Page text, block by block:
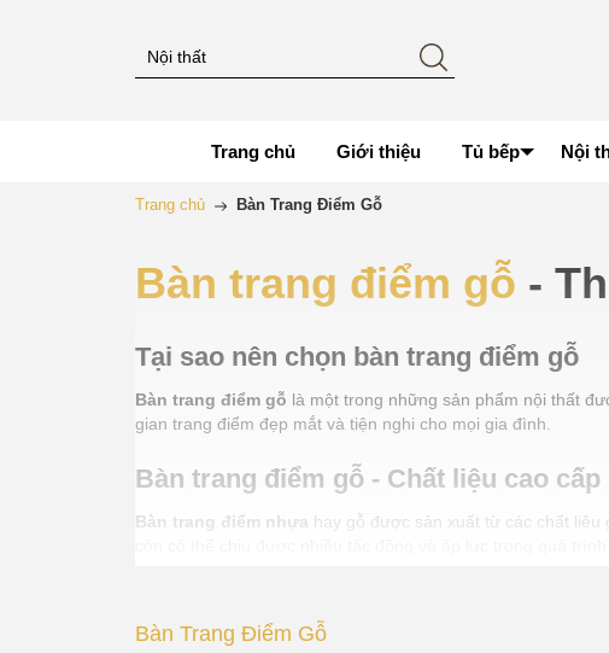
Trang chủ Giới thiệu Tủ bếp Nội
Trang chủ Bàn Trang Điểm Gỗ
Bàn trang điểm gỗ -
Tại sao nên chọn bàn trang điểm gỗ
Bàn trang điểm gỗ là một trong những sản phẩm nội thất
gian trang điểm đẹp mắt và tiện nghi cho mọi gia đình.
Bàn trang điểm gỗ - Chất liệu cao cấp
Bàn trang điểm nhựa hay gỗ được sản xuất từ các chất
Bàn trang điểm gỗ có rất nhiều mẫu mã khác nhau với
Bàn Trang Điểm Gỗ